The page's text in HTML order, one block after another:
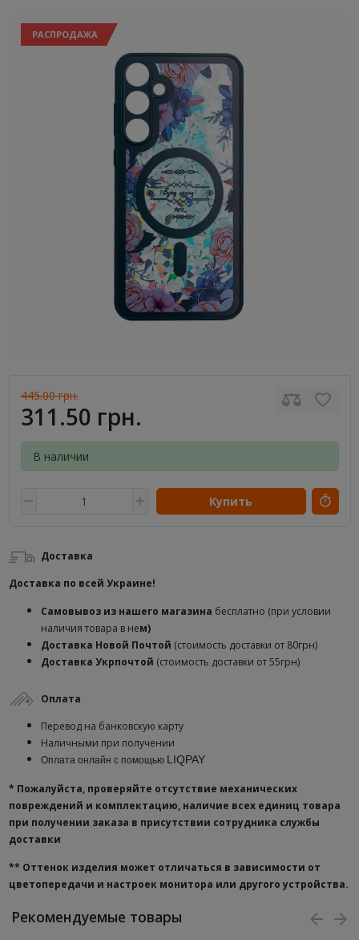
РАСПРОДАЖА
445.00 грн.
311.50 грн.
В наличии
Купить
Доставка
Доставка по всей Украине!
Самовывоз из нашего магазина бесплатно (при условии
наличия товара в нем)
Доставка Новой Почтой (стоимость доставки от 80грн)
Доставка Укрпочтой (стоимость доставки от 55грн)
Оплата
Перевод на банковскую карту
Наличными при получении
Оплата онлайн с помощью LIQPAY
* Пожалуйста, проверяйте отсутствие механических
повреждений и комплектацию, наличие всех единиц товара
при получении заказа в присутствии сотрудника службы
доставки
** Оттенок изделия может отличаться в зависимости от
цветопередачи и настроек монитора или другого устройства.
Рекомендуемые товары